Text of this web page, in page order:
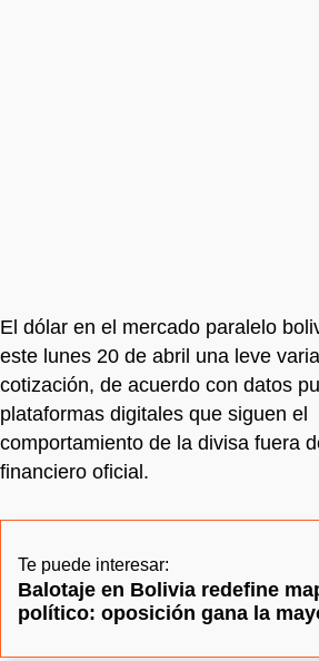
El dólar en el mercado paralelo
este lunes 20 de abril una leve
cotización, de acuerdo con datos
plataformas digitales que siguen el
comportamiento de la divisa fuera
financiero oficial.
Te puede interesar:
Balotaje en Bolivia redefine
político: oposición gana la